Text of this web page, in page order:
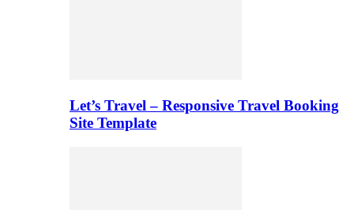
Let’s Travel – Responsive Travel Booking
Site Template